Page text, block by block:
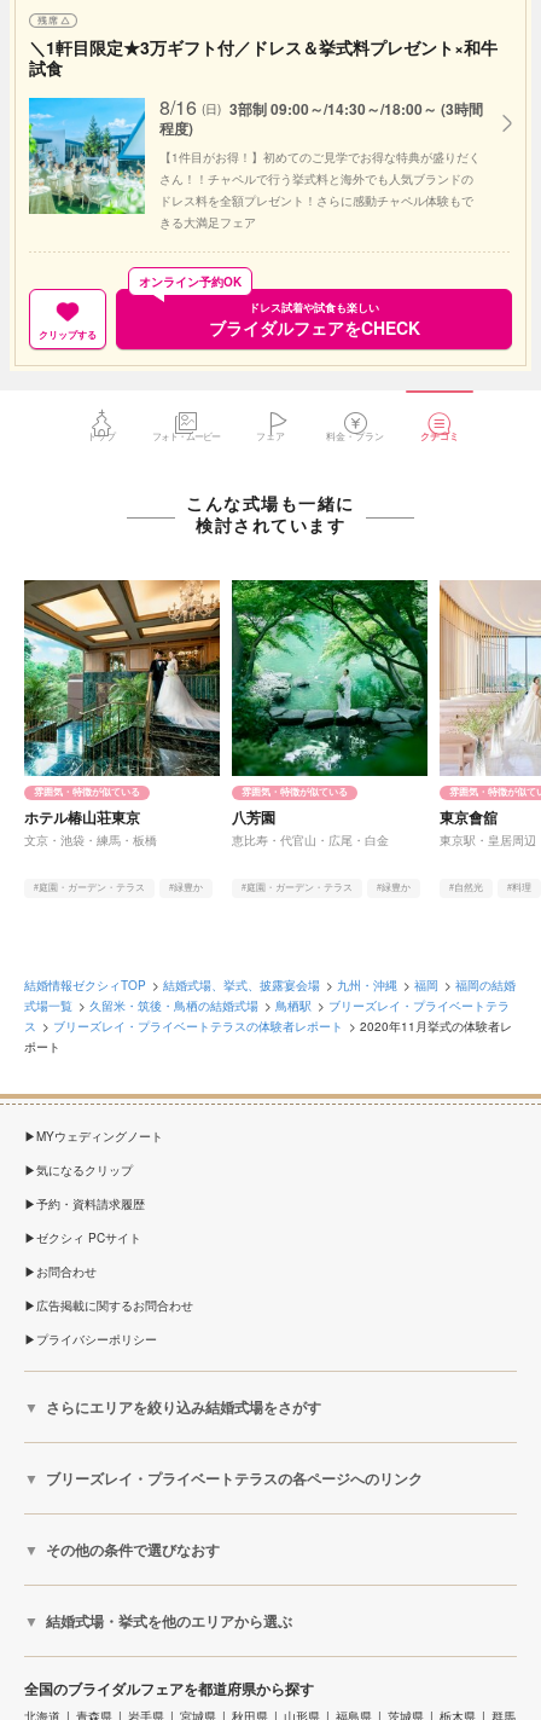
＼1軒目限定★3万ギフト付／ドレス＆挙式料プレゼント×和牛
試食
8/16 (日) 3部制 09:00～/14:30～/18:00～ (3時間
程度)
【1件目がお得！】初めてのご見学でお得な特典が盛りだく
さん！！チャペルで行う挙式料と海外でも人気ブランドの
ドレス料を全額プレゼント！さらに感動チャペル体験もで
きる大満足フェア
クリップする
ドレス試着や試食も楽しい
ブライダルフェアをCHECK
オンライン予約OK
トップ フォト・ムービー フェア 料金・プラン クチコミ
こんな式場も一緒に
検討されています
雰囲気・特徴が似ている
ホテル椿山荘東京
文京・池袋・練馬・板橋
#庭園・ガーデン・テラス
#緑豊か
雰囲気・特徴が似ている
八芳園
恵比寿・代官山・広尾・白金
#庭園・ガーデン・テラス
#緑豊か
雰囲気・特徴が似て
東京會舘
東京駅・皇居周辺
#自然光 #料理
結婚情報ゼクシィTOP 結婚式場、挙式、披露宴会場 九州・沖縄 福岡
福岡の結婚
式場一覧
久留米・筑後・鳥栖の結婚式場 鳥栖駅
ブリーズレイ・プライベートテラ
ス
ブリーズレイ・プライベートテラスの体験者レポート
2020年11月挙式の体験者レ
ポート
MYウェディングノート
気になるクリップ
予約・資料請求履歴
ゼクシィ PCサイト
お問合わせ
広告掲載に関するお問合わせ
プライバシーポリシー
さらにエリアを絞り込み結婚式場をさがす
ブリーズレイ・プライベートテラスの各ページへのリンク
その他の条件で選びなおす
結婚式場・挙式を他のエリアから選ぶ
全国のブライダルフェアを都道府県から探す
北海道 青森県 岩手県 宮城県 秋田県 山形県 福島県 茨城県 栃木県 群馬